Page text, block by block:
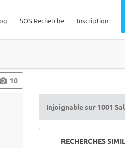
Inscription
SOS Recherche
10
Injoignable sur 1001
RECHERCHES